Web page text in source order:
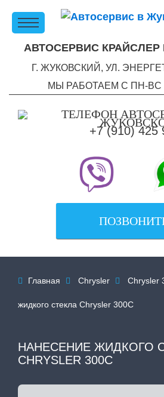
АВТОСЕРВИС
Г. ЖУКОВСКИЙ, УЛ.
МЫ РАБОТАЕМ С ПН-ВC -
+7 (910) 425
 Главная  Chrysler  Chrysler
жидкого стекла Chrysler 300C
НАНЕСЕНИЕ ЖИДКОГО
CHRYSLER 300C